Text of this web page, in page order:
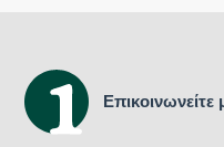
Επικοινωνείτε